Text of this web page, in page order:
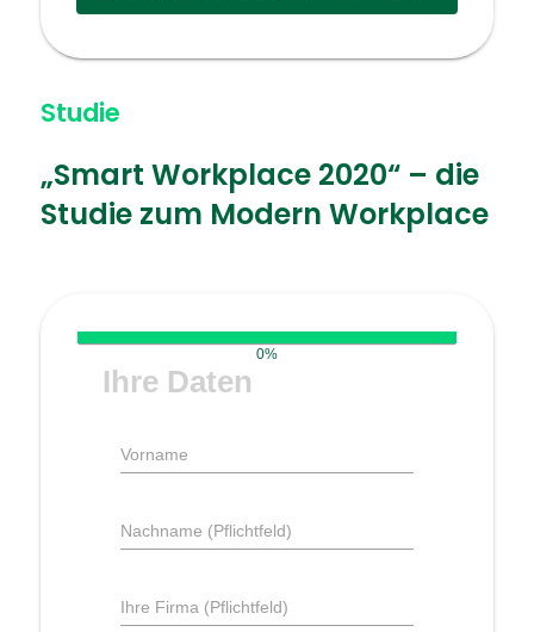
Studie
„Smart Workplace 2020“ – die
Studie zum Modern Workplace
0%
Ihre Daten
Vorname
Nachname (Pflichtfeld)
Ihre Firma (Pflichtfeld)